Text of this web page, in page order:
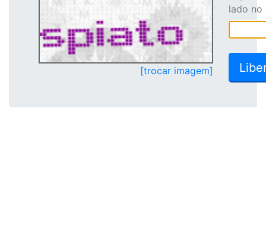
[trocar imagem]
lado no